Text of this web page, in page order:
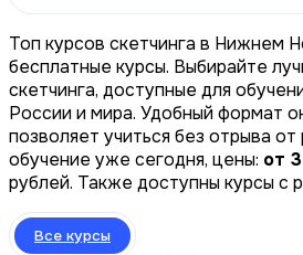
Топ курсов скетчинга в Нижнем
бесплатные курсы. Выбирайте
скетчинга, доступные для
России и мира. Удобный формат
позволяет учиться без отрыва
обучение уже сегодня, цены: от
рублей. Также доступны курсы с
Все курсы